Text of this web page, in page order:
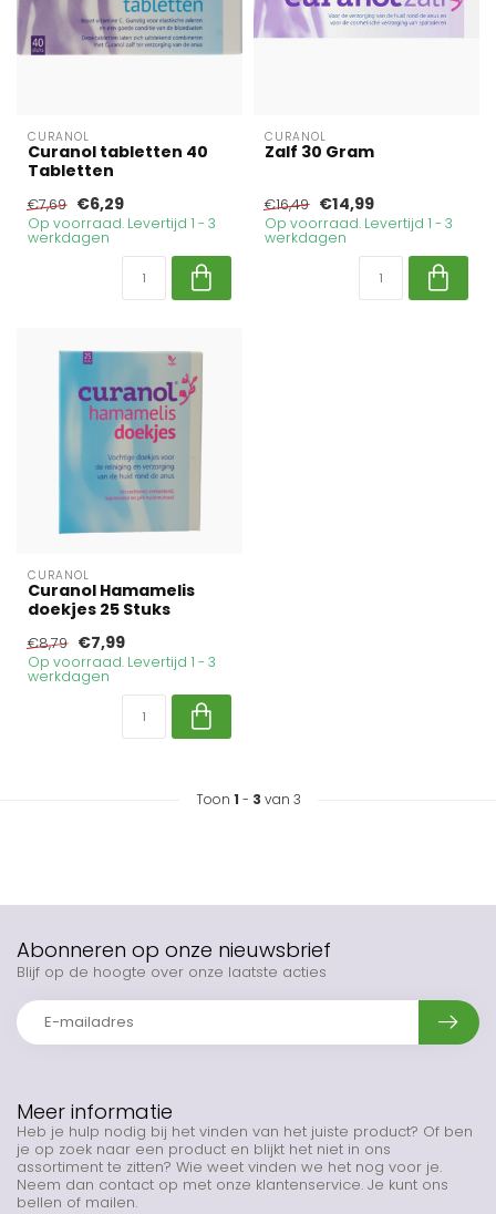
CURANOL
Curanol tabletten 40
Tabletten
€7,69 €6,29
Op voorraad. Levertijd 1 - 3
werkdagen
CURANOL
Zalf 30 Gram
€16,49 €14,99
Op voorraad. Levertijd 1 - 3
werkdagen
CURANOL
Curanol Hamamelis
doekjes 25 Stuks
€8,79 €7,99
Op voorraad. Levertijd 1 - 3
werkdagen
Toon 1 - 3 van 3
Meer informatie
Heb je hulp nodig bij het vinden van het juiste product? Of ben
je op zoek naar een product en blijkt het niet in ons
assortiment te zitten? Wie weet vinden we het nog voor je.
Neem dan contact op met onze klantenservice. Je kunt ons
bellen of mailen.
Abonneren op onze nieuwsbrief
Blijf op de hoogte over onze laatste acties